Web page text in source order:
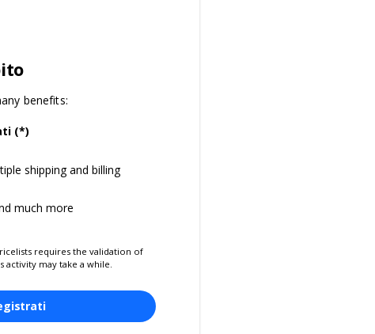
benefits:
(*)
shipping and billing
much more
requires the validation of
activity may take a while.